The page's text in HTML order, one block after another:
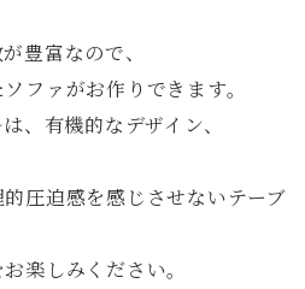
豊富なので、
ファがお作りできます。
、有機的なデザイン、
圧迫感を感じさせないテーブ
楽しみください。